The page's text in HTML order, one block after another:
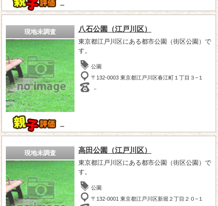
－
現地未調査
－
八石公園（江戸川区）
東京都江戸川区にある都市公園（街区公園）で
す。
公園
〒132-0003 東京都江戸川区春江町１丁目３−１
－
現地未調査 高田公園（江戸川区）
東京都江戸川区にある都市公園（街区公園）で
す。
公園
〒132-0001 東京都江戸川区新堀２丁目２０−１